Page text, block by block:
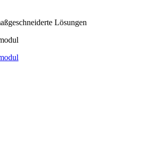
Lösungen